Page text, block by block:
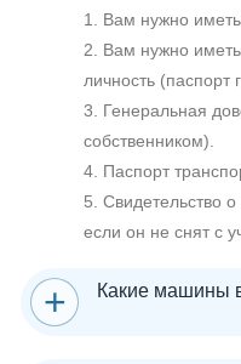
1. Вам нужно
2. Вам нужно
личность (паспорт
3. Генеральная
собственником).
4. Паспорт
5. Свидетельство
если он не снят с
Какие машины